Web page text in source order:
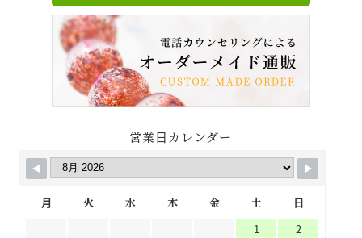
営業日カレンダー
月 火 水 木 金 土
日
1
2